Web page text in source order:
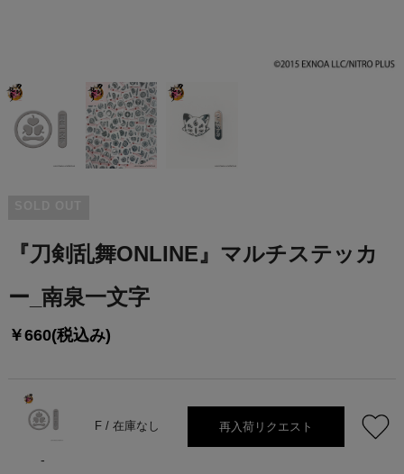
『刀剣乱舞ONLINE』マルチステッカ
ー_南泉一文字
￥660(税込み)
-
F /在庫なし 再入荷リクエスト